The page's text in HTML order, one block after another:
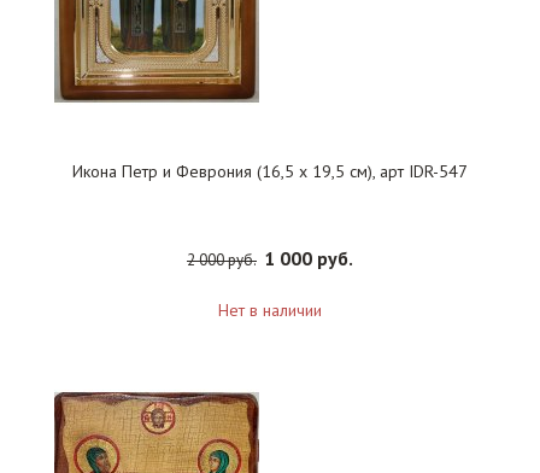
Икона Петр и Феврония (16,5 х 19,5 см), арт IDR-547
2 000 руб. 1 000 руб.
Нет в наличии